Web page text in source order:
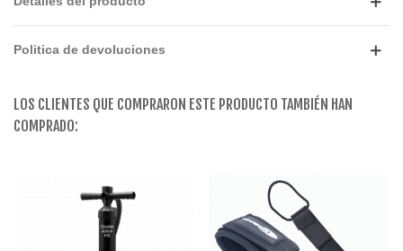
Politica de devoluciones
LOS CLIENTES QUE COMPRARON ESTE PRODUCTO TAMBIÉN HAN
COMPRADO: